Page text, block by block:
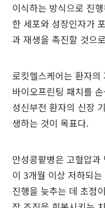
이식하는 방식으로 진
한 세포와 성장인자가
과 재생을 촉진할 것으
로킷헬스케어는 환자
바이오프린팅 패치를
성신부전 환자의 신장
생하는 것이 목표다.
만성콩팥병은 고혈압
이 3개월 이상 저하되
진행을 늦추는 데 초점